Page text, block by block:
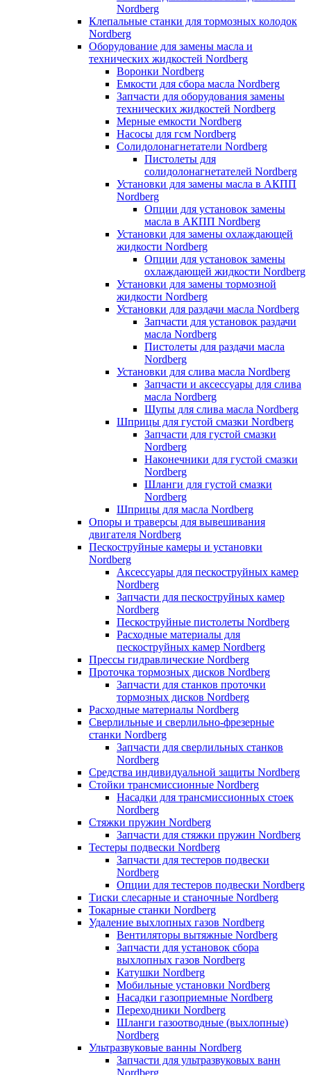
Nordberg
Клепальные станки для тормозных колодок
Nordberg
Оборудование для замены масла и
технических жидкостей Nordberg
Воронки Nordberg
Емкости для сбора масла Nordberg
Запчасти для оборудования замены
технических жидкостей Nordberg
Мерные емкости Nordberg
Насосы для гсм Nordberg
Солидолонагнетатели Nordberg
Пистолеты для
солидолонагнетателей Nordberg
Установки для замены масла в АКПП
Nordberg
Опции для установок замены
масла в АКПП Nordberg
Установки для замены охлаждающей
жидкости Nordberg
Опции для установок замены
охлаждающей жидкости Nordberg
Установки для замены тормозной
жидкости Nordberg
Установки для раздачи масла Nordberg
Запчасти для установок раздачи
масла Nordberg
Пистолеты для раздачи масла
Nordberg
Установки для слива масла Nordberg
Запчасти и аксессуары для слива
масла Nordberg
Щупы для слива масла Nordberg
Шприцы для густой смазки Nordberg
Запчасти для густой смазки
Nordberg
Наконечники для густой смазки
Nordberg
Шланги для густой смазки
Nordberg
Шприцы для масла Nordberg
Опоры и траверсы для вывешивания
двигателя Nordberg
Пескоструйные камеры и установки
Nordberg
Аксессуары для пескоструйных камер
Nordberg
Запчасти для пескоструйных камер
Nordberg
Пескоструйные пистолеты Nordberg
Расходные материалы для
пескоструйных камер Nordberg
Прессы гидравлические Nordberg
Проточка тормозных дисков Nordberg
Запчасти для станков проточки
тормозных дисков Nordberg
Расходные материалы Nordberg
Сверлильные и сверлильно-фрезерные
станки Nordberg
Запчасти для сверлильных станков
Nordberg
Средства индивидуальной защиты Nordberg
Стойки трансмиссионные Nordberg
Насадки для трансмиссионных стоек
Nordberg
Стяжки пружин Nordberg
Запчасти для стяжки пружин Nordberg
Тестеры подвески Nordberg
Запчасти для тестеров подвески
Nordberg
Опции для тестеров подвески Nordberg
Тиски слесарные и станочные Nordberg
Токарные станки Nordberg
Удаление выхлопных газов Nordberg
Вентиляторы вытяжные Nordberg
Запчасти для установок сбора
выхлопных газов Nordberg
Катушки Nordberg
Мобильные установки Nordberg
Насадки газоприемные Nordberg
Переходники Nordberg
Шланги газоотводные (выхлопные)
Nordberg
Ультразвуковые ванны Nordberg
Запчасти для ультразвуковых ванн
Nordberg